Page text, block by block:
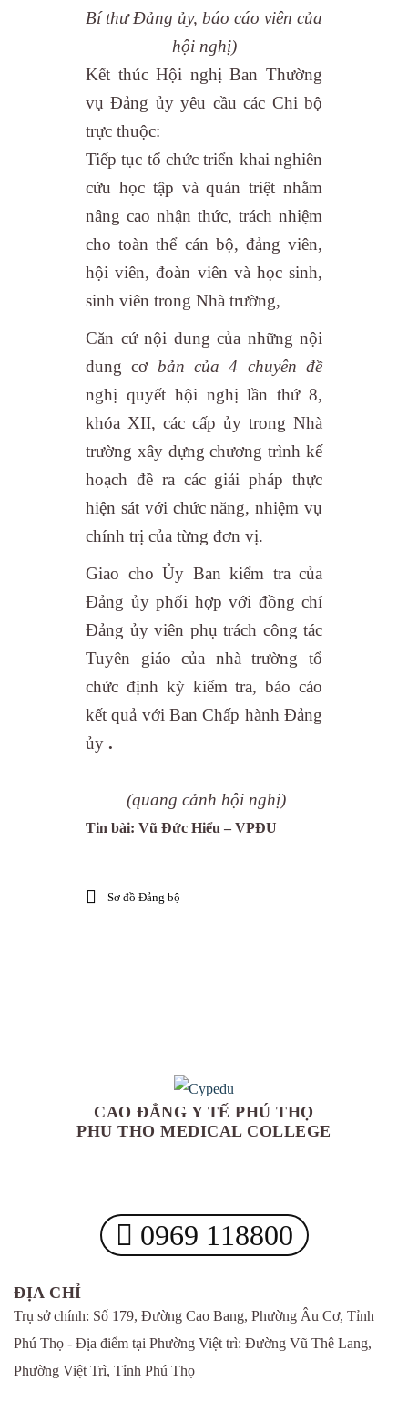
Bí thư Đảng ủy, báo cáo viên của
hội nghị)
Kết thúc Hội nghị Ban Thường
vụ Đảng ủy yêu cầu các Chi bộ
trực thuộc:
Tiếp tục tổ chức triển khai nghiên
cứu học tập và quán triệt nhằm
nâng cao nhận thức, trách nhiệm
cho toàn thể cán bộ, đảng viên,
hội viên, đoàn viên và học sinh,
sinh viên trong Nhà trường,
Căn cứ nội dung của những nội
dung cơ bản của 4 chuyên đề
nghị quyết hội nghị lần thứ 8,
khóa XII, các cấp ủy trong Nhà
trường xây dựng chương trình kế
hoạch đề ra các giải pháp thực
hiện sát với chức năng, nhiệm vụ
chính trị của từng đơn vị.
Giao cho Ủy Ban kiểm tra của
Đảng ủy phối hợp với đồng chí
Đảng ủy viên phụ trách công tác
Tuyên giáo của nhà trường tổ
chức định kỳ kiểm tra, báo cáo
kết quả với Ban Chấp hành Đảng
ủy .
(quang cảnh hội nghị)
Tin bài: Vũ Đức Hiểu – VPĐU
Sơ đồ Đảng bộ
CAO ĐẲNG Y TẾ PHÚ THỌ
PHU THO MEDICAL COLLEGE
0969 118800
ĐỊA CHỈ
Trụ sở chính: Số 179, Đường Cao Bang, Phường Âu Cơ, Tỉnh
Phú Thọ - Địa điểm tại Phường Việt trì: Đường Vũ Thê Lang,
Phường Việt Trì, Tỉnh Phú Thọ